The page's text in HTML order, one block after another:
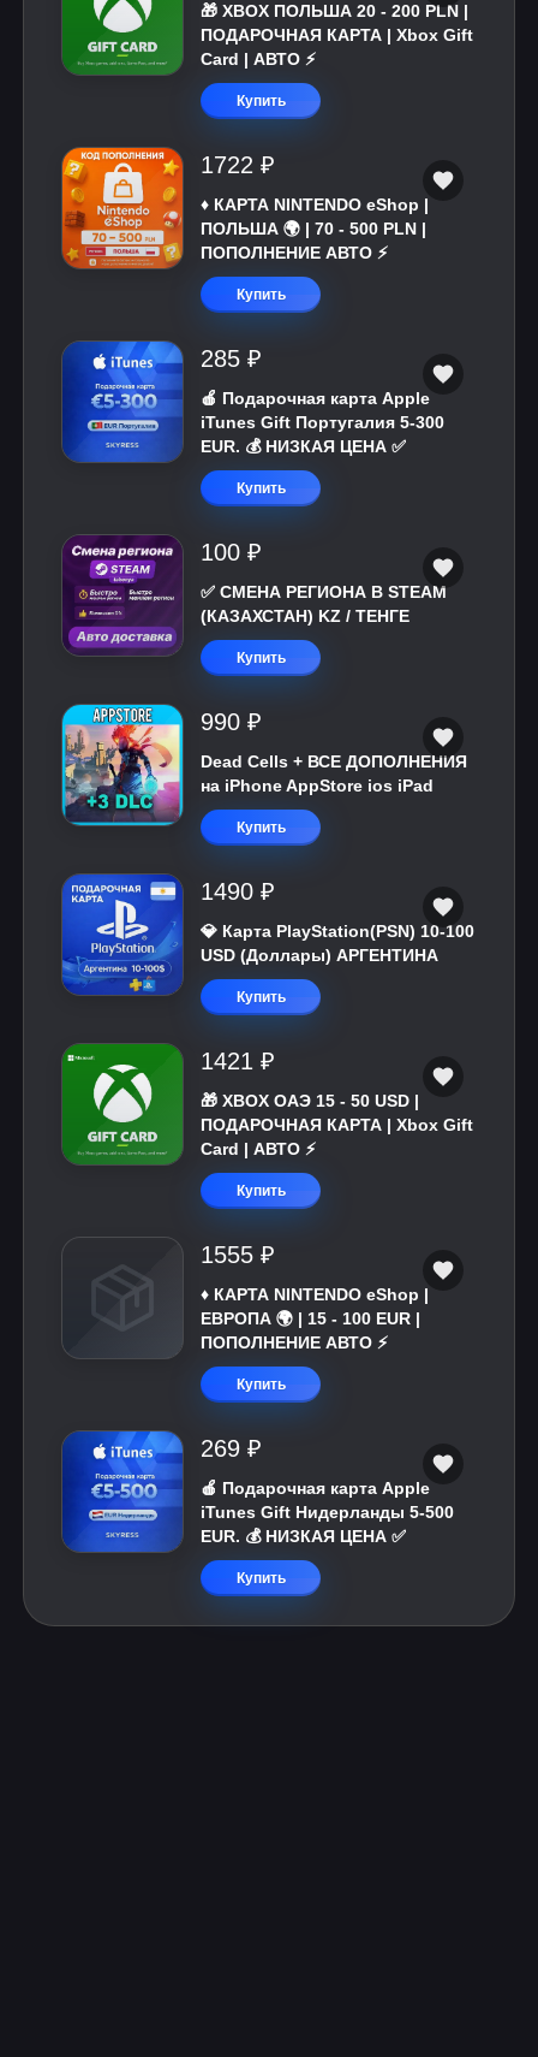
🎁 XBOX ПОЛЬША 20 - 200 PLN |
ПОДАРОЧНАЯ КАРТА | Xbox Gift
Card | АВТО ⚡
Купить
1722 ₽
♦️ КАРТА NINTENDO eShop |
ПОЛЬША 🌍 | 70 - 500 PLN |
ПОПОЛНЕНИЕ АВТО ⚡
Купить
285 ₽
🍎 Подарочная карта Apple
iTunes Gift Португалия 5-300
EUR. 💰 НИЗКАЯ ЦЕНА ✅
Купить
100 ₽
✅ СМЕНА РЕГИОНА В STEAM
(КАЗАХСТАН) KZ / ТЕНГЕ
Купить
990 ₽
Dead Cells + ВСЕ ДОПОЛНЕНИЯ
на iPhone AppStore ios iPad
Купить
1490 ₽
💎 Карта PlayStation(PSN) 10-100
USD (Доллары) АРГЕНТИНА
Купить
1421 ₽
🎁 XBOX ОАЭ 15 - 50 USD |
ПОДАРОЧНАЯ КАРТА | Xbox Gift
Card | АВТО ⚡
Купить
1555 ₽
♦️ КАРТА NINTENDO eShop |
ЕВРОПА 🌍 | 15 - 100 EUR |
ПОПОЛНЕНИЕ АВТО ⚡
Купить
269 ₽
🍎 Подарочная карта Apple
iTunes Gift Нидерланды 5-500
EUR. 💰 НИЗКАЯ ЦЕНА ✅
Купить